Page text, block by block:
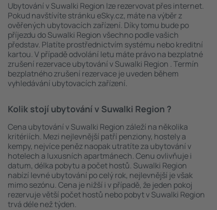
Ubytování v Suwalki Region lze rezervovat přes internet.
Pokud navštívíte stránku eSky.cz, máte na výběr z
ověřených ubytovacích zařízení. Díky tomu bude po
příjezdu do Suwalki Region všechno podle vašich
představ. Platíte prostřednictvím systému nebo kreditní
kartou. V případě odvolání letu máte právo na bezplatné
zrušení rezervace ubytování v Suwalki Region . Termín
bezplatného zrušení rezervace je uveden během
vyhledávání ubytovacích zařízení.
Kolik stojí ubytování v Suwalki Region ?
Cena ubytování v Suwalki Region záleží na několika
kritériích. Mezi nejlevnější patří penziony, hostely a
kempy, nejvíce peněz naopak utratíte za ubytování v
hotelech a luxusních apartmánech. Cenu ovlivňuje i
datum, délka pobytu a počet hostů. Suwalki Region
nabízí levné ubytování po celý rok, nejlevnější je však
mimo sezónu. Cena je nižší i v případě, že jeden pokoj
rezervuje větší počet hostů nebo pobyt v Suwalki Region
trvá déle než týden.